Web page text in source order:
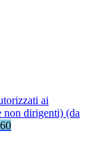
ai
non dirigenti) (da
60